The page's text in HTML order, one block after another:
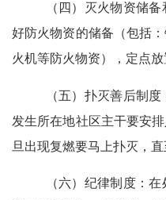
（四）灭火物资储备
好防火物资的储备（包括
火机等防火物资），定点放
（五）扑灭善后制度
发生所在地社区主干要安
旦出现复燃要马上扑灭，
（六）纪律制度：在